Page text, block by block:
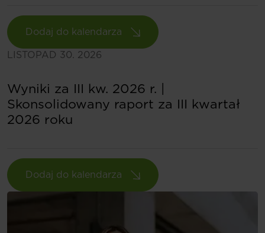
Dodaj do kalendarza
LISTOPAD 30. 2026
Wyniki za III kw. 2026 r. |
Skonsolidowany raport za III kwartał
2026 roku
Dodaj do kalendarza